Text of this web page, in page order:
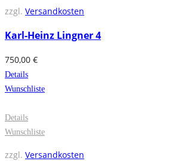
zzgl. Versandkosten
Karl-Heinz Lingner 4
750,00 €
Details
Wunschliste
Details
Wunschliste
zzgl. Versandkosten